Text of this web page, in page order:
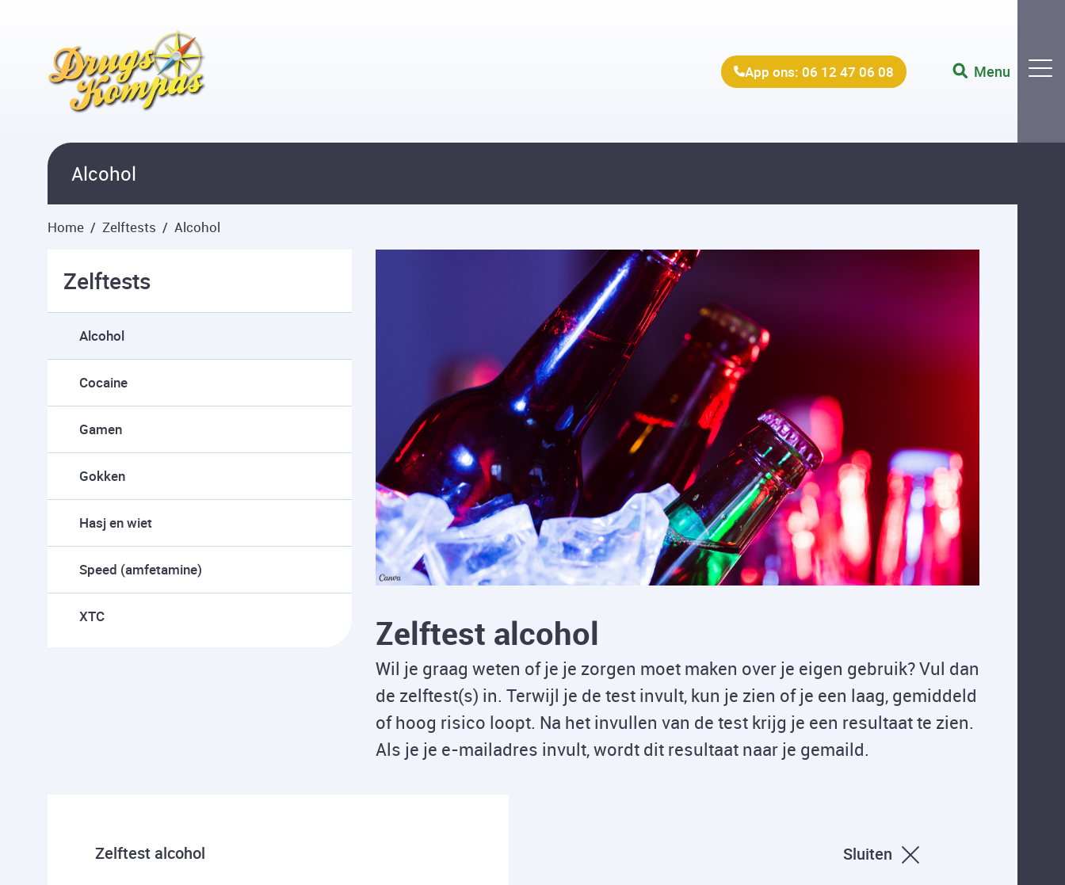
App ons: 06 12 47 06 08 Menu
Alcohol
Home Zelftests Alcohol
Zelftests
Alcohol
Cocaine
Gamen
Gokken
Hasj en wiet
Speed (amfetamine)
XTC Zelftest alcohol
Wil je graag weten of je je zorgen moet maken over je eigen gebruik? Vul dan
de zelftest(s) in. Terwijl je de test invult, kun je zien of je een laag, gemiddeld
of hoog risico loopt. Na het invullen van de test krijg je een resultaat te zien.
Als je je e-mailadres invult, wordt dit resultaat naar je gemaild.
Zelftest alcohol Sluiten